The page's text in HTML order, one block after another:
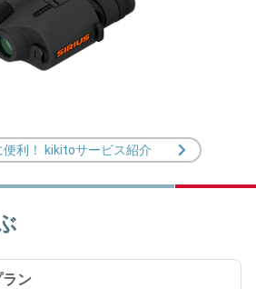
便利！ kikitoサービス紹介
ン